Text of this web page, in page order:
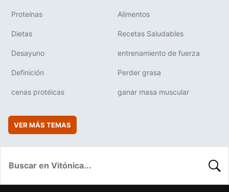
Proteínas Alimentos
Dietas Recetas Saludables
Desayuno entrenamiento de fuerza
Definición Perder grasa
cenas protéicas ganar masa muscular
VER MÁS TEMAS